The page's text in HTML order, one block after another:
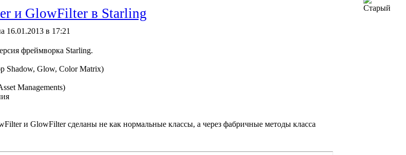
и GlowFilter в Starling
16.01.2013 в 17:21
фреймворка Starling.
Shadow, Glow, Color Matrix)
Managements)
и GlowFilter сделаны не как нормальные классы, а через фабричные методы класса